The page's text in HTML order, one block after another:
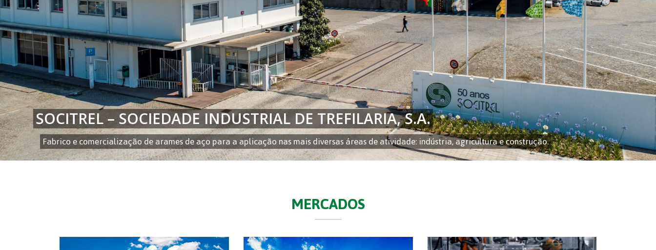
SOCITREL – SOCIEDADE INDUSTRIAL DE TREFILARIA, S.A.
Fabrico e comercialização de arames de aço para a aplicação nas mais diversas áreas de atividade: indústria, agricultura e construção.
MERCADOS